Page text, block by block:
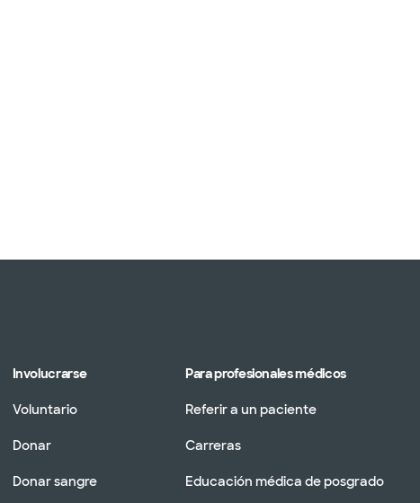
Involucrarse
Voluntario
Donar
Donar sangre
Para profesionales médicos
Referir a un paciente
Carreras
Educación médica de posgrado